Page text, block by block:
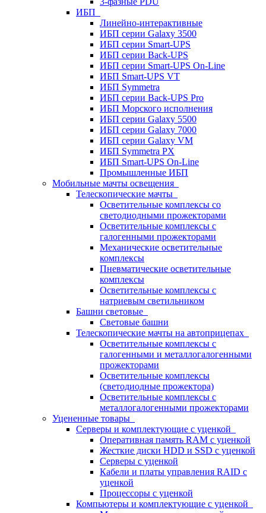
ИБП
Линейно-интерактивные
ИБП серии Galaxy 3500
ИБП серии Smart-UPS
ИБП серии Back-UPS
ИБП серии Smart-UPS On-Line
ИБП Smart-UPS VT
ИБП Symmetra
ИБП серии Back-UPS Pro
ИБП Морского исполнения
ИБП серии Galaxy 5500
ИБП серии Galaxy 7000
ИБП серии Galaxy VM
ИБП Symmetra PX
ИБП Smart-UPS On-Line
Промышленные ИБП
Мобильные мачты освещения
Телескопические мачты
Осветительные комплексы со
светодиодными прожекторами
Осветительные комплексы с
галогенными прожекторами
Механические осветительные
комплексы
Пневматические осветительные
комплексы
Осветительные комплексы с
натриевым светильником
Башни световые
Световые башни
Телескопические мачты на автоприцепах
Осветительные комплексы с
галогенными и металлогалогенными
прожекторами
Осветительные комплексы
(светодиодные прожектора)
Осветительные комплексы с
металлогалогенными прожекторами
Уцененные товары
Серверы и комплектующие с уценкой
Оперативная память RAM с уценкой
Жесткие диски HDD и SSD с уценкой
Серверы с уценкой
Кабели и платы управления RAID с
уценкой
Процессоры с уценкой
Компьютеры и комплектующие с уценкой